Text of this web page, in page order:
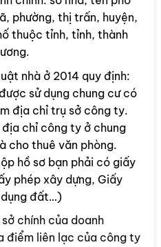
phường, thị trấn, huyện,
thuộc tỉnh, tỉnh, thành
nhà ở 2014 quy định:
sử dụng chung cư có
địa chỉ trụ sở công ty.
chỉ công ty ở chung
cho thuê văn phòng.
hồ sơ bạn phải có giấy
phép xây dựng, Giấy
dụng đất…)
sở chính của doanh
điểm liên lạc của công ty